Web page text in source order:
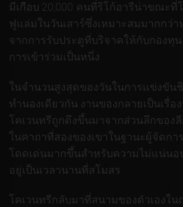
มีเกือบ 20,000 คนที่ริโก้อารีน่าขณะที่
ฟูแล่มในวันเสาร์ซึ่งเหมาะสมมากกว่า
จากการรับประตูที่บริจาคให้กับกองทุ
การเข้าร่วมเป็นหนึ่ง
ในจำนวนสูงสุดของวันในการแข่งขัน
ทำนองเดียวกัน งานของกลายเป็นเรื่อ
โคเวนทรีถูกดึงขึ้นมาจากส่วนลึกของ
ในคาถาที่สองของเขาในฐานะผู้จัดกา
โดดเด่นมากขึ้นสำหรับความไม่แน่นอ
อยู่เป็นเวลานานที่สโมสร
โคเวนทรีกลับมาที่สนามของตัวเองใ